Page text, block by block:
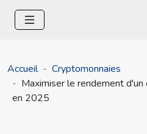
Accueil
Cryptomonnaies
Maximiser le rendement
en 2025